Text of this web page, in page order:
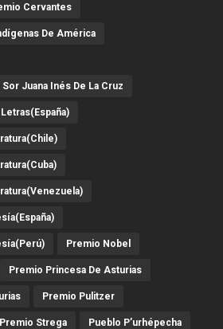
Cervantes
De América
Juana Inés De La Cruz
Premio Nobel
Premio Princesa De Asturias
Premio Pulitzer
Premio Strega Pueblo P’urhépecha